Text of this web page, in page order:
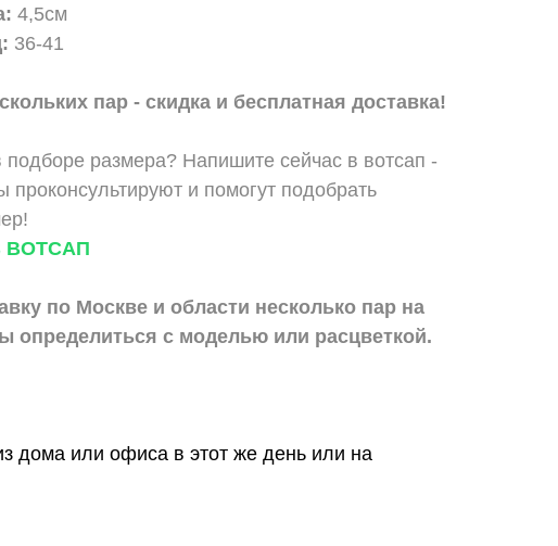
4,5см
36-41
пар - скидка и бесплатная доставка!
размера? Напишите сейчас в вотсап -
и помогут подобрать
ВОТСАП
по Москве и области несколько пар на
определиться с моделью или расцветкой.
дома или офиса в этот же день или на